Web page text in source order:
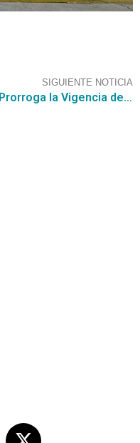
SIGUIENTE NOTICIA
Se Prorroga la Vigencia del Antiguo Convenio Marco para la Adquisición de Insumos y Dispositivos Médicos